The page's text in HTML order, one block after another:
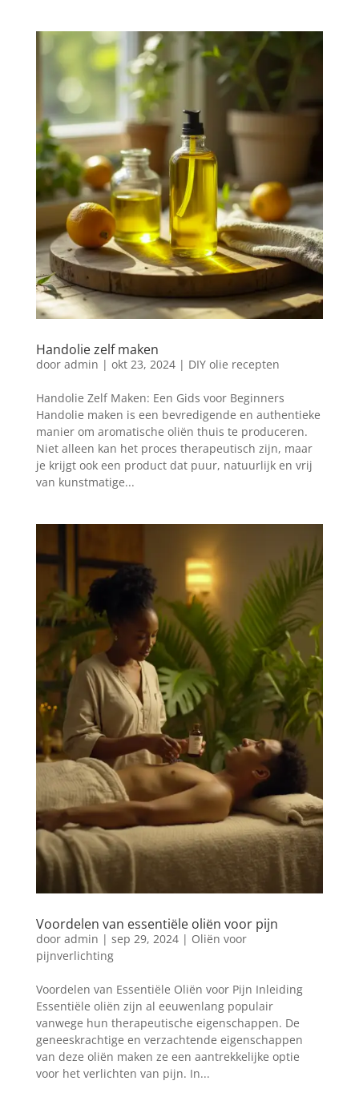
Handolie zelf maken
door admin | okt 23, 2024| DIY olie recepten
Handolie Zelf Maken: Een Gids voor Beginners
Handolie maken is een bevredigende en authentieke
manier om aromatische oliën thuis te produceren.
Niet alleen kan het proces therapeutisch zijn, maar
je krijgt ook een product dat puur, natuurlijk en vrij
van kunstmatige...
Voordelen van essentiële oliën voor pijn
door admin | sep 29, 2024| Oliën voor
pijnverlichting
Voordelen van Essentiële Oliën voor Pijn Inleiding
Essentiële oliën zijn al eeuwenlang populair
vanwege hun therapeutische eigenschappen. De
geneeskrachtige en verzachtende eigenschappen
van deze oliën maken ze een aantrekkelijke optie
voor het verlichten van pijn. In...